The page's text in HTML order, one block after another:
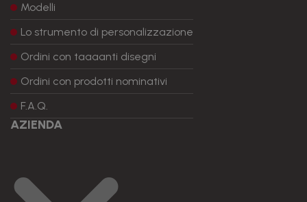
Modelli
Lo strumento di personalizzazione
Ordini con taaaanti disegni
Ordini con prodotti nominativi
F.A.Q.
AZIENDA